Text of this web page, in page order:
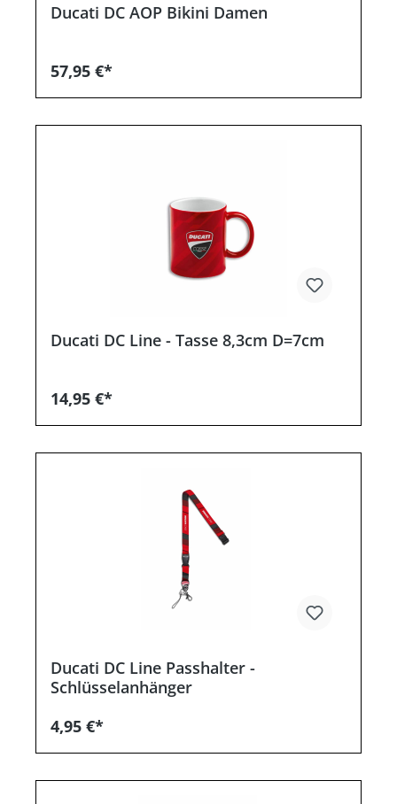
Ducati DC AOP Bikini Damen
57,95 €*
Ducati DC Line - Tasse 8,3cm D=7cm
14,95 €*
Ducati DC Line Passhalter -
Schlüsselanhänger
4,95 €*